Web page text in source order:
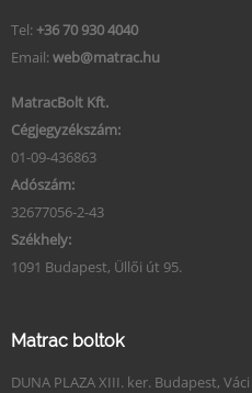
Tel: +36 70 930 4040
Email: web@matrac.hu
MatracBolt Kft.
Cégjegyzékszám:
01-09-436863
Adószám:
32677056-2-43
Székhely:
1091 Budapest, Üllői út 95.
Matrac boltok
DUNA PLAZA XIII. ker. Budapest,